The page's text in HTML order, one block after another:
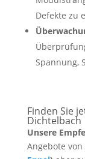
Defekte zu
Spannung,
Finden Sie
Dichtelbach
Unsere
Angebote